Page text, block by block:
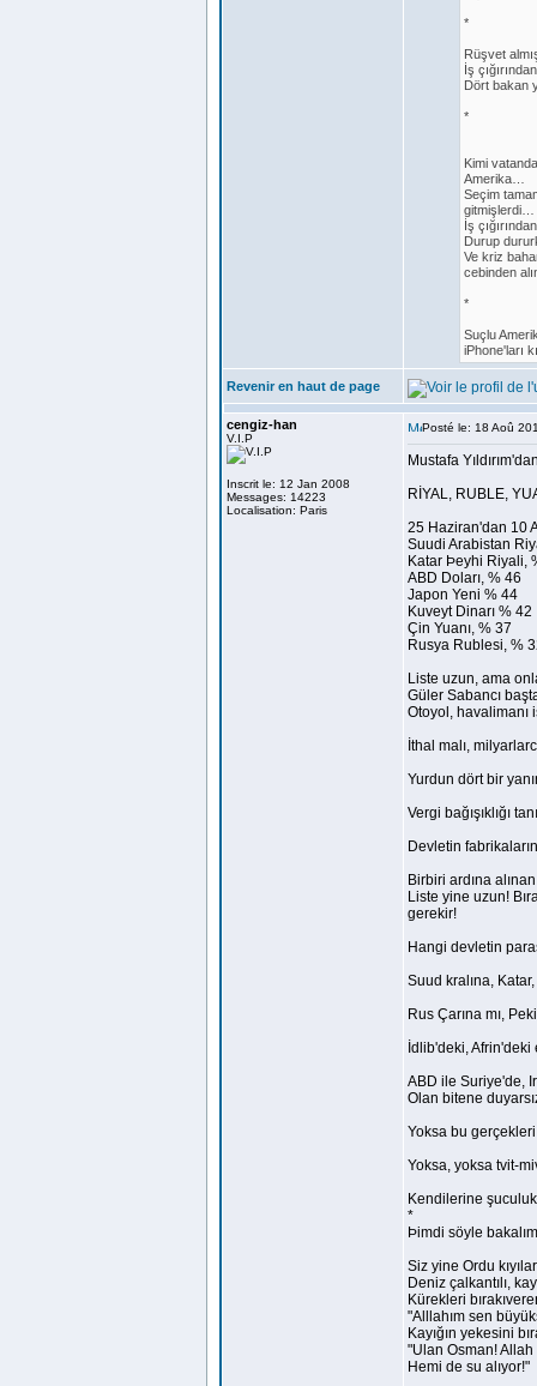
*
Rüşvet
İş
Dört bakan
*
Kimi
Amerika…
Seçim
gitmişlerdi…
İş
Durup
Ve kriz
cebinden
*
Suçlu
iPhone'ları
Revenir en haut de page
cengiz-han
V.I.P
Inscrit le: 12 Jan 2008
Messages: 14223
Localisation: Paris
Posté le: 18 Aoû
Mustafa
RİYAL, RUBLE,
25 Haziran'dan 10
Suudi Arabistan
Katar Þeyhi Riyali,
ABD Doları, % 46
Japon Yeni % 44
Kuveyt Dinarı % 42
Çin Yuanı, % 37
Rusya Rublesi, %
Liste uzun, ama
Güler Sabancı
Otoyol,
İthal malı,
Yurdun dört bir
Vergi bağışıklığı
Devletin
Birbiri ardına
Liste yine uzun!
gerekir!
Hangi devletin
Suud kralına,
Rus Çarına mı,
İdlib'deki,
ABD ile Suriye'de,
Olan bitene
Yoksa bu
Yoksa, yoksa tvit-
Kendilerine
*
Þimdi söyle
Siz yine Ordu
Deniz çalkantılı,
Kürekleri
"Alllahım sen
Kayığın yekesini
"Ulan Osman! Allah
Hemi de su alıyor!"